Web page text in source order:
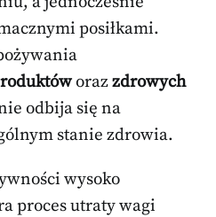
posiłkami.
orazzdrowych
odbija się na
stanie zdrowia.
wysoko
proces utraty wagi